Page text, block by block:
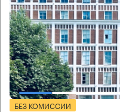
БЕЗ КОМИССИИ